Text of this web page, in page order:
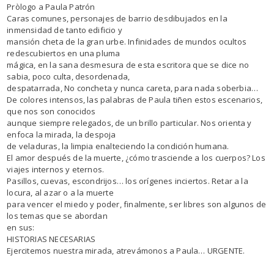
Pròlogo a Paula Patrón
Caras comunes, personajes de barrio desdibujados en la
inmensidad de tanto edificio y
mansión cheta de la gran urbe. Infinidades de mundos ocultos
redescubiertos en una pluma
mágica, en la sana desmesura de esta escritora que se dice no
sabia, poco culta, desordenada,
despatarrada, No concheta y nunca careta, para nada soberbia…
De colores intensos, las palabras de Paula tiñen estos escenarios,
que nos son conocidos
aunque siempre relegados, de un brillo particular. Nos orienta y
enfoca la mirada, la despoja
de veladuras, la limpia enalteciendo la condición humana.
El amor después de la muerte, ¿cómo trasciende a los cuerpos? Los
viajes internos y eternos.
Pasillos, cuevas, escondrijos… los orígenes inciertos. Retar a la
locura, al azar o a la muerte
para vencer el miedo y poder, finalmente, ser libres son algunos de
los temas que se abordan
en sus:
HISTORIAS NECESARIAS
Ejercitemos nuestra mirada, atrevámonos a Paula… URGENTE.